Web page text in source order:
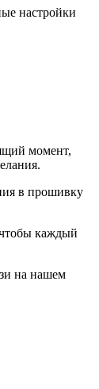
настройки
момент,
в прошивку
каждый
на нашем